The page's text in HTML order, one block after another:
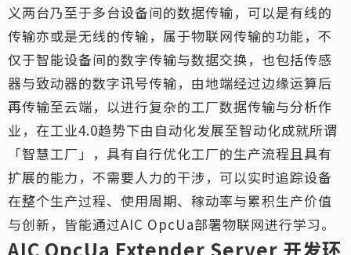
义两台乃至于多台设备间的数据传输，可以是有线的
传输亦或是无线的传输，属于物联网传输的功能，不
仅于智能设备间的数字传输与数据交换，也包括传感
器与致动器的数字讯号传输，由地端经过边缘运算后
再传输至云端，以进行复杂的工厂数据传输与分析作
业，在工业4.0趋势下由自动化发展至智动化成就所谓
「智慧工厂」，具有自行优化工厂的生产流程且具有
扩展的能力，不需要人力的干涉，可以实时追踪设备
在整个生产过程、使用周期、稼动率与累积生产价值
与创新，皆能通过AIC OpcUa部署物联网进行学习。
AIC OpcUa Extender Server 开发环